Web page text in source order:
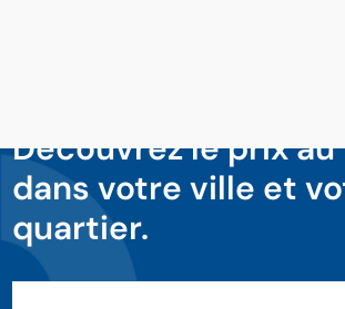
Découvrez le prix au
dans votre ville et
quartier.